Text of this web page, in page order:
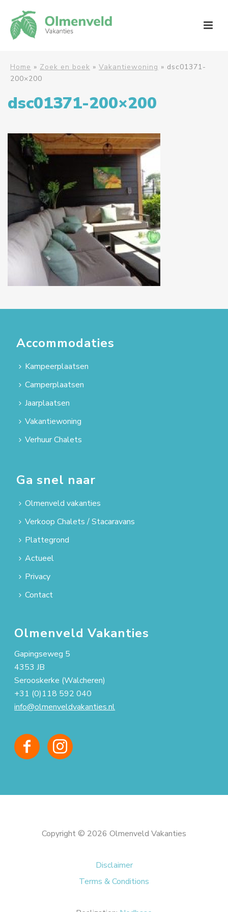
Home » Zoek en boek » Vakantiewoning » dsc01371-
200×200
dsc01371-200×200
Accommodaties
Kampeerplaatsen
Camperplaatsen
Jaarplaatsen
Vakantiewoning
Verhuur Chalets
Ga snel naar
Olmenveld vakanties
Verkoop Chalets / Stacaravans
Plattegrond
Actueel
Privacy
Contact
Olmenveld Vakanties
Gapingseweg 5
4353 JB
Serooskerke (Walcheren)
+31 (0)118 592 040
info@olmenveldvakanties.nl
Copyright © 2026 Olmenveld Vakanties
Disclaimer
Terms & Conditions